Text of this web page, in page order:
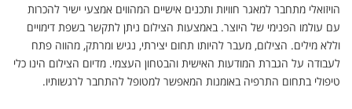
הויזואלי מתחבר למאגר חוויות ותכנים אישיים המהווים אמצעי ישיר להכרות
עם עולמו הפנימי של היוצר. באמצעות הצילום ניתן לתקשר בשפת דימויים
וללא מילים. הצילום, מעבר להיותו תחום יצירתי, נגיש ומרתק, מהווה פתח
לעבודה על הגברת המודעות האישית והבטחון העצמי. מדיום הצילום הינו כלי
טיפולי בתחום התרפיה באומנות המאפשר למטופל להתחבר לרגשותיו.